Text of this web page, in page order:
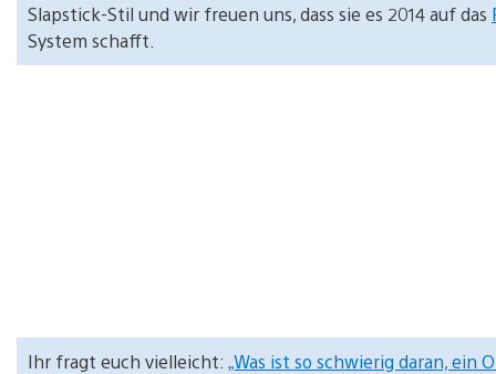
Slapstick-Stil und wir freuen uns, dass sie es 2014 auf das
System schafft.
Ihr fragt euch vielleicht: „Was ist so schwierig daran, ein